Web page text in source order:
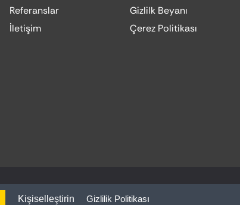
Referanslar
İletişim
Gizlilk Beyanı
Çerez Politikası
Kişiselleştirin Gizlilik Politikası